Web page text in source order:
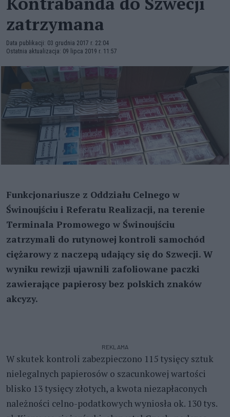
zatrzymana
Data publikacji: 03 grudnia 2017 r. 22:04
Ostatnia aktualizacja: 09 lipca 2019 r. 11:57
Funkcjonariusze z Oddziału Celnego w
Świnoujściu i Referatu Realizacji, na terenie
Terminala Promowego w Świnoujściu
zatrzymali do rutynowej kontroli samochód
ciężarowy z naczepą udający się do Szwecji. W
wyniku rewizji ujawnili zafoliowane paczki
zawierające papierosy bez polskich znaków
akcyzy.
REKLAMA
W skutek kontroli zabezpieczono 115 tysięcy sztuk
nielegalnych papierosów o szacunkowej wartości
blisko 13 tysięcy złotych, a kwota niezapłaconych
należności celno-podatkowych wyniosła ok. 130 tys.